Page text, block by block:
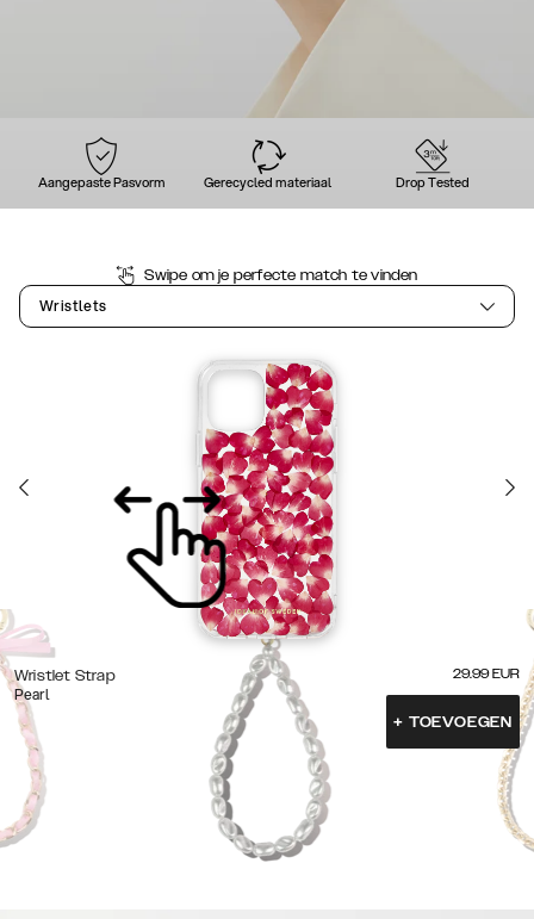
Aangepaste Pasvorm Gerecycled materiaal Drop Tested
Swipe om je perfecte match te vinden
Wristlets
Wristlet Strap
Pearl
29.99 EUR
+ TOEVOEGEN